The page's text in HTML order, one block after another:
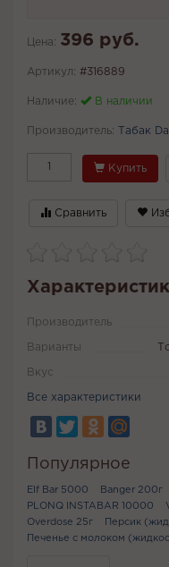
Цена: 396 руб.
Артикул: #316889
Наличие: В наличии
Производитель: Табак
Купить
Сравнить
Производитель
Варианты
Вкус
Все характеристики
Популярное
Elf Bar 5000 Banger 200г
PLONQ INSTABAR 10000
Overdose 25г
Персик
Печенье с молоком